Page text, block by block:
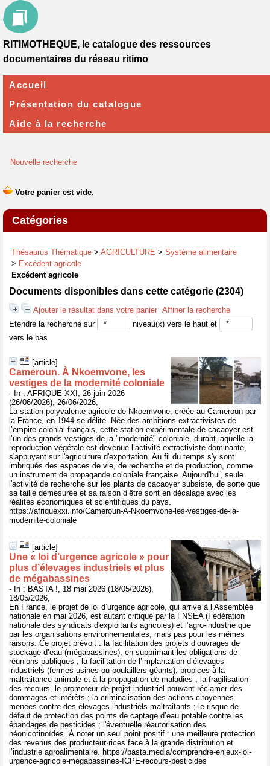
Nouvelle recherche
Catégories
Thésaurus Thématique > AGRICULTURE > Système alimentaire
> Excédent agricole
Excédent agricole
Documents disponibles dans cette catégorie (2304)
Ajouter le résultat dans votre panier Affiner la recherche
Etendre la recherche sur
niveau(x) vers le haut et
vers le bas
[article]
Cameroun. À Nkoemvone, les
vestiges de la modernité coloniale
- In : AFRIQUE XXI, 26 juin 2026
(26/06/2026), 26/06/2026,
La station polyvalente agricole de Nkoemvone, créée au Cameroun par
la France, en 1944 se délite. Née des ambitions extractivistes de
l’empire colonial français, cette station expérimentale de cacaoyer est
l’un des grands vestiges de la "modernité" coloniale, durant laquelle la
reproduction végétale est devenue l’activité extractiviste dominante,
s'appuyant sur l'agriculture d'exportation. Au fil du temps s'y sont
imbriqués des espaces de vie, de recherche et de production, comme
un instrument de propagande coloniale française. Aujourd'hui, seule
l'activité de recherche sur les plants de cacaoyer subsiste, de sorte que
sa taille démesurée et sa raison d’être sont en décalage avec les
réalités économiques et scientifiques du pays.
https://afriquexxi.info/Cameroun-A-Nkoemvone-les-vestiges-de-la-
modernite-coloniale
[article]
Une « loi d’urgence agricole » pour
plus d’élevages industriels et plus
de mégabassines
- In : BASTA !, 18 mai 2026 (18/05/2026),
18/05/2026,
En France, le projet de loi d’urgence agricole, qui arrive à l’Assemblée
nationale en mai 2026, est autant critiqué par la FNSEA (Fédération
nationale des syndicats d'exploitants agricoles) et l’agro-industrie que
par les organisations environnementales, mais pas pour les mêmes
raisons. Ce projet prévoit : la facilitation des projets d’ouvrages de
stockage d’eau (mégabassines), en supprimant les obligations de
réunions publiques ; la facilitation de l’implantation d’élevages
industriels (fermes-usines ou poulaillers géants), propices à la
maltraitance animale et à la propagation de maladies ; la fragilisation
des recours, le promoteur de projet industriel pouvant réclamer des
dommages et intérêts ; la criminalisation des actions citoyennes
menées contre des élevages industriels maltraitants ; le risque de
défaut de protection des points de captage d’eau potable contre les
épandages de pesticides ; l'éventuelle réautorisation des
néonicotinoïdes. À noter un seul point positif : une meilleure protection
des revenus des producteur·rices face à la grande distribution et
l’industrie agroalimentaire. https://basta.media/comprendre-enjeux-loi-
urgence-agricole-megabassines-ICPE-recours-pesticides
RITIMOTHEQUE, le catalogue des ressources
documentaires du réseau ritimo
Accueil
Présentation du catalogue
Aide à la recherche